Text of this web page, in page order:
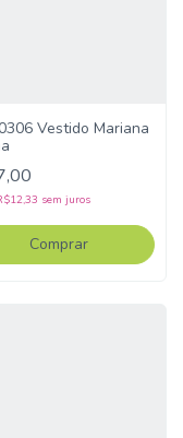
Vestido Mariana
sem juros
Comprar